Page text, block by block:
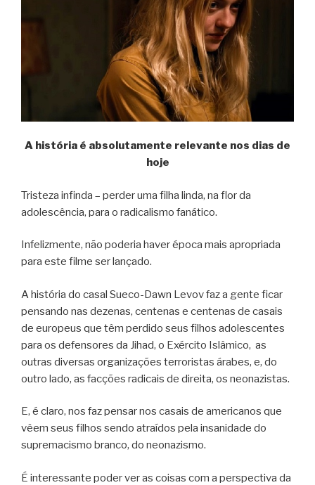
A história é absolutamente relevante nos dias de
hoje
Tristeza infinda – perder uma filha linda, na flor da
adolescência, para o radicalismo fanático.
Infelizmente, não poderia haver época mais apropriada
para este filme ser lançado.
A história do casal Sueco-Dawn Levov faz a gente ficar
pensando nas dezenas, centenas e centenas de casais
de europeus que têm perdido seus filhos adolescentes
para os defensores da Jihad, o Exército Islâmico, as
outras diversas organizações terroristas árabes, e, do
outro lado, as facções radicais de direita, os neonazistas.
E, é claro, nos faz pensar nos casais de americanos que
vêem seus filhos sendo atraídos pela insanidade do
supremacismo branco, do neonazismo.
É interessante poder ver as coisas com a perspectiva da